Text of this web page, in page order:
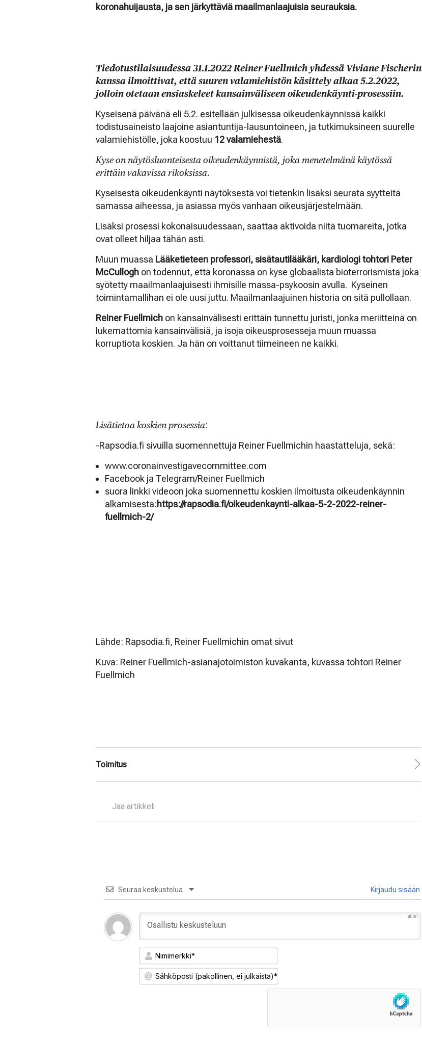
koronahuijausta, ja sen järkyttäviä maailmanlaajuisia seurauksia.
Tiedotustilaisuudessa 31.1.2022 Reiner Fuellmich yhdessä Viviane Fischerin
kanssa ilmoittivat, että suuren valamiehistön käsittely alkaa 5.2.2022,
jolloin otetaan ensiaskeleet kansainväliseen oikeudenkäynti-prosessiin.
Kyseisenä päivänä eli 5.2. esitellään julkisessa oikeudenkäynnissä kaikki
todistusaineisto laajoine asiantuntija-lausuntoineen, ja tutkimuksineen suurelle
valamiehistölle, joka koostuu 12 valamiehestä.
Kyse on näytösluonteisesta oikeudenkäynnistä, joka menetelmänä käytössä
erittäin vakavissa rikoksissa.
Kyseisestä oikeudenkäynti näytöksestä voi tietenkin lisäksi seurata syytteitä
samassa aiheessa, ja asiassa myös vanhaan oikeusjärjestelmään.
Lisäksi prosessi kokonaisuudessaan, saattaa aktivoida niitä tuomareita, jotka
ovat olleet hiljaa tähän asti.
Muun muassa Lääketieteen professori, sisätautilääkäri, kardiologi tohtori Peter
McCullogh on todennut, että koronassa on kyse globaalista bioterrorismista joka
syötetty maailmanlaajuisesti ihmisille massa-psykoosin avulla. Kyseinen
toimintamallihan ei ole uusi juttu. Maailmanlaajuinen historia on sitä pullollaan.
Reiner Fuellmich on kansainvälisesti erittäin tunnettu juristi, jonka meriitteinä on
lukemattomia kansainvälisiä, ja isoja oikeusprosesseja muun muassa
korruptiota koskien. Ja hän on voittanut tiimeineen ne kaikki.
Lisätietoa koskien prosessia:
-Rapsodia.fi sivuilla suomennettuja Reiner Fuellmichin haastatteluja, sekä:
www.coronainvestigavecommittee.com
Facebook ja Telegram/Reiner Fuellmich
suora linkki videoon joka suomennettu koskien ilmoitusta oikeudenkäynnin
alkamisesta:https://rapsodia.fi/oikeudenkaynti-alkaa-5-2-2022-reiner-
fuellmich-2/
Lähde: Rapsodia.fi, Reiner Fuellmichin omat sivut
Kuva: Reiner Fuellmich-asianajotoimiston kuvakanta, kuvassa tohtori Reiner
Fuellmich
Toimitus
Jaa artikkeli
Seuraa keskustelua Kirjaudu sisään
4000
Nimimerkki*
Sähköposti
(pakollinen,